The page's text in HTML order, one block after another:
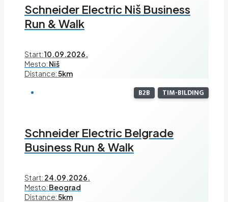
Schneider Electric Niš Business
Run & Walk
Start:10.09.2026.
Mesto: Niš
Distance:5km
B2B TIM-BILDING
Schneider Electric Belgrade
Business Run & Walk
Start: 24.09.2026.
Mesto: Beograd
Distance:5km